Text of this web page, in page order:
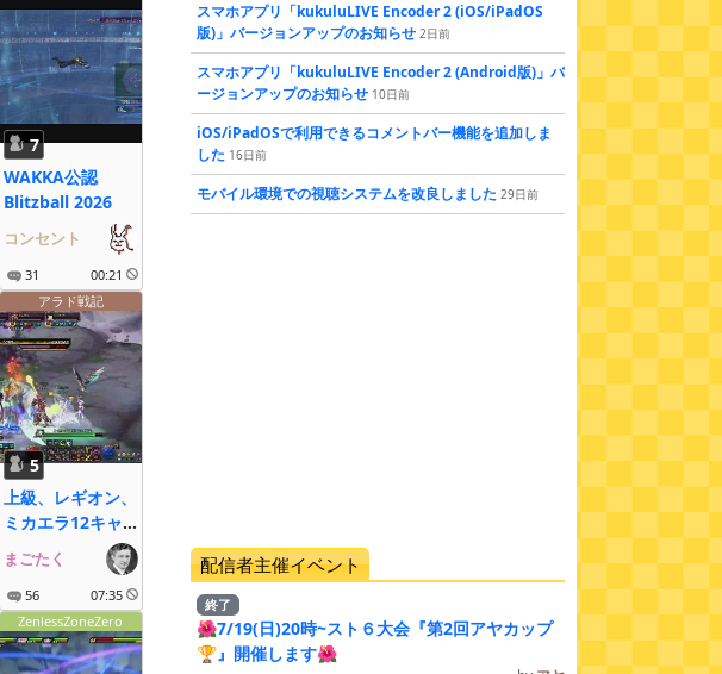
7
WAKKA公認
Blitzball 2026
コンセント
31
00:21
アラド戦記
5
上級、レギオン、
ミカエラ12キャ
ラ
まごたく
56
07:35
ZenlessZoneZero
スマホアプリ「kukuluLIVE Encoder 2 (iOS/iPadOS
版)」バージョンアップのお知らせ 2日前
スマホアプリ「kukuluLIVE Encoder 2 (Android版)」バ
ージョンアップのお知らせ 10日前
iOS/iPadOSで利用できるコメントバー機能を追加しま
した 16日前
モバイル環境での視聴システムを改良しました 29日前
配信者主催イベント
終了
🌺7/19(日)20時~スト６大会『第2回アヤカップ
🏆』開催します🌺